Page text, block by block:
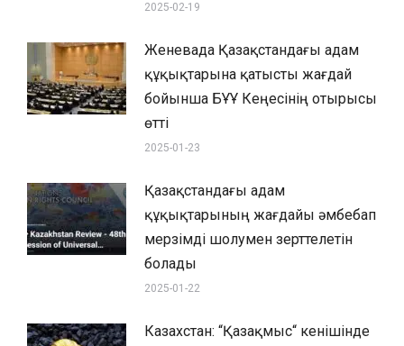
2025-02-19
Женевада Қазақстандағы адам
құқықтарына қатысты жағдай
бойынша БҰҰ Кеңесінің отырысы
өтті
2025-01-23
Қазақстандағы адам
құқықтарының жағдайы әмбебап
мерзімді шолумен зерттелетін
болады
2025-01-22
Казахстан: “Қазақмыс“ кенішінде